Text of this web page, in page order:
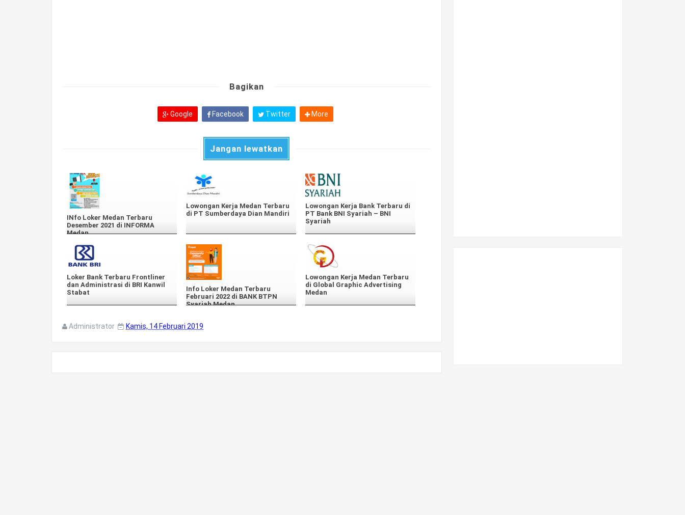
Bagikan
Google Facebook Twitter More
Jangan lewatkan
INfo Loker Medan Terbaru
Desember 2021 di INFORMA
Medan
Lowongan Kerja Medan Terbaru
di PT Sumberdaya Dian Mandiri
Lowongan Kerja Bank Terbaru di
PT Bank BNI Syariah – BNI
Syariah
Loker Bank Terbaru Frontliner
dan Administrasi di BRI Kanwil
Stabat
Info Loker Medan Terbaru
Februari 2022 di BANK BTPN
Syariah Medan
Lowongan Kerja Medan Terbaru
di Global Graphic Advertising
Medan
Administrator Kamis, 14 Februari 2019